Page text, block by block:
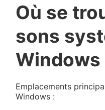
Où se
sons
Windows
Emplacements
Windows :